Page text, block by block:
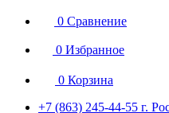
0 Сравнение
0 Избранное
0 Корзина
+7 (863) 245-44-55 г.